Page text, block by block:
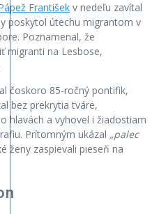
František v nedeľu zavítal
poskytol útechu migrantom v
Poznamenal, že
migranti na Lesbose,
čoskoro 85-ročný pontifik,
bez prekrytia tváre,
hlavách a vyhovel i žiadostiam
Prítomným ukázal „palec
ženy zaspievali pieseň na